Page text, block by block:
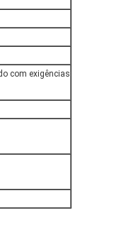
com exigências